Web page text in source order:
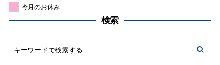
今月のお休み
検索